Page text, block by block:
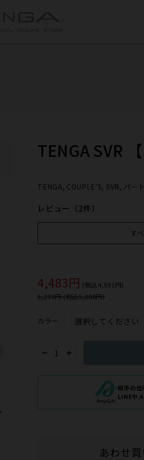
TENGA SVR 【
TENGA, COUPLE'S, SVR, パー
レビュー（2件）
す
4,483円 (税込4,931円)
5,273円 (税込5,800円)
カラー
相手の住
LINEや
あわせ